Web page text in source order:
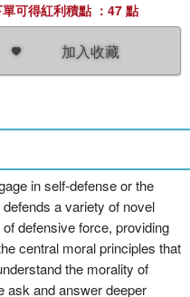
加入收藏
可得紅利積點 ：47 點
in self-defense or the
a variety of novel
defensive force, providing
central moral principles that
the morality of
ask and answer deeper